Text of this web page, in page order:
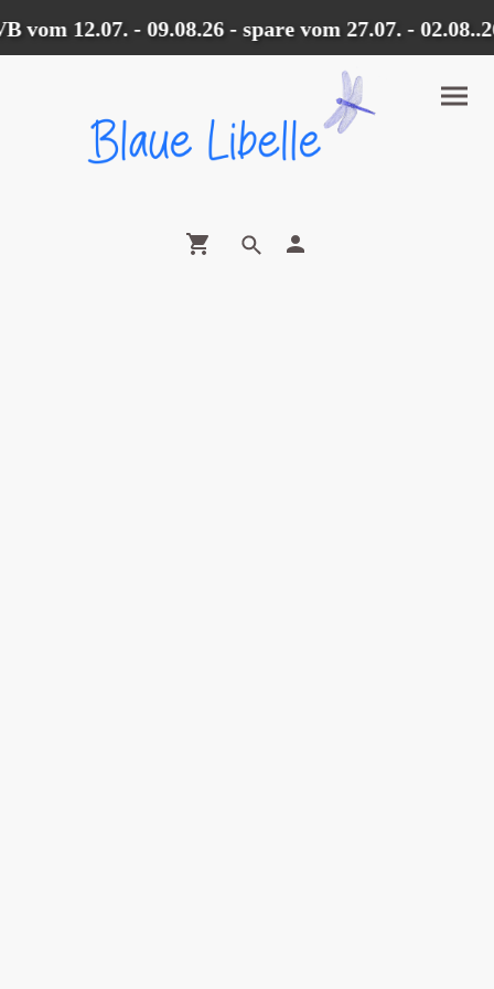
vom 12.07. - 09.08.26 - spare vom 27.07. -